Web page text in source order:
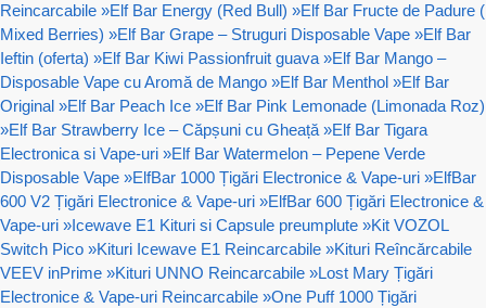
Reincarcabile »Elf Bar Energy (Red Bull) »Elf Bar Fructe de Padure (
Mixed Berries) »Elf Bar Grape – Struguri Disposable Vape »Elf Bar
Ieftin (oferta) »Elf Bar Kiwi Passionfruit guava »Elf Bar Mango –
Disposable Vape cu Aromă de Mango »Elf Bar Menthol »Elf Bar
Original »Elf Bar Peach Ice »Elf Bar Pink Lemonade (Limonada Roz)
»Elf Bar Strawberry Ice – Căpșuni cu Gheață »Elf Bar Tigara
Electronica si Vape-uri »Elf Bar Watermelon – Pepene Verde
Disposable Vape »ElfBar 1000 Țigări Electronice & Vape-uri »ElfBar
600 V2 Țigări Electronice & Vape-uri »ElfBar 600 Țigări Electronice &
Vape-uri »Icewave E1 Kituri si Capsule preumplute »Kit VOZOL
Switch Pico »Kituri Icewave E1 Reincarcabile »Kituri Reîncărcabile
VEEV inPrime »Kituri UNNO Reincarcabile »Lost Mary Țigări
Electronice & Vape-uri Reincarcabile »One Puff 1000 Țigări